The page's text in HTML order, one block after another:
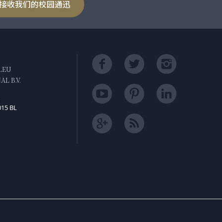
收我们的校园通迅
B.V.
BL